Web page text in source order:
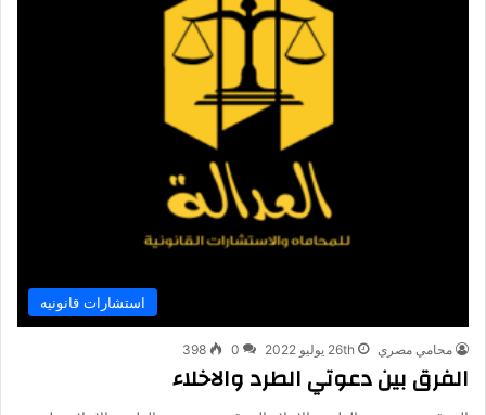
استشارات قانونيه
محامي مصري 26th يوليو 2022 0
398
الفرق بين دعوتي الطرد والاخلاء